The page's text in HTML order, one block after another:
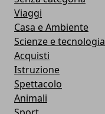
Viaggi
Casa e Ambiente
Scienze e tecnologia
Acquisti
Istruzione
Spettacolo
Animali